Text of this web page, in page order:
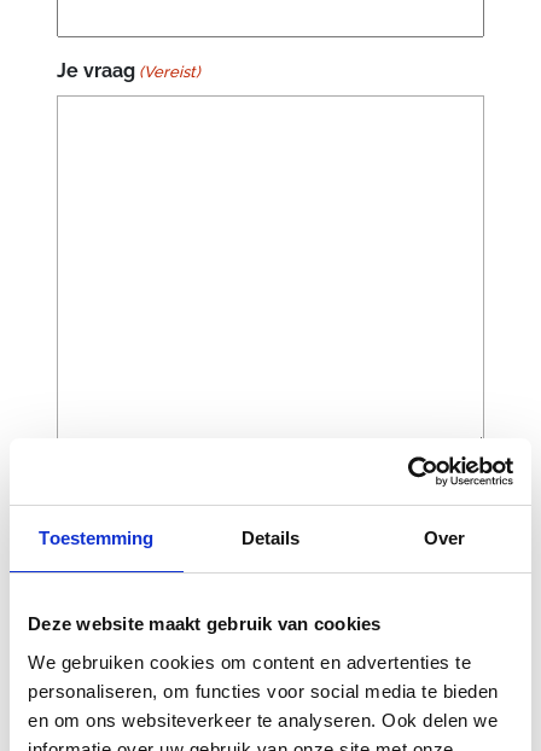
Toestemming Details Over
Deze website maakt gebruik van cookies
We gebruiken cookies om content en advertenties te
personaliseren, om functies voor social media te bieden
en om ons websiteverkeer te analyseren. Ook delen we
Je vraag (Vereist)